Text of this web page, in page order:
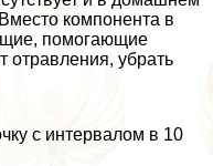
компонента в
помогающие
отравления, убрать
с интервалом в 10